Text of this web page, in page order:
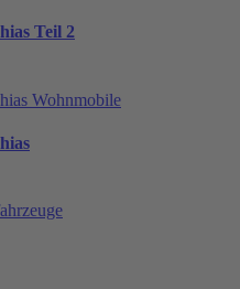
Teil 2
Wohnmobile